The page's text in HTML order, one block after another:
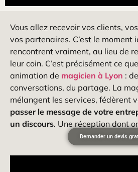
Vous allez recevoir vos clients,
vos partenaires. C’est le moment
rencontrent vraiment, au lieu de
leur coin. C’est précisément ce
animation de magicien à Lyon :
conversations, du partage. La
mélangent les services, fédèrent
passer le message de votre
un discours. Une réception dont
Demander un devis